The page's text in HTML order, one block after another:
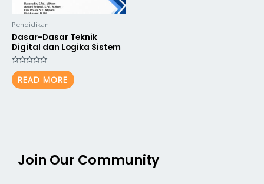
Pendidikan
Dasar-Dasar Teknik
Digital dan Logika Sistem
Rated
0
out
of
READ MORE
Join Our Community